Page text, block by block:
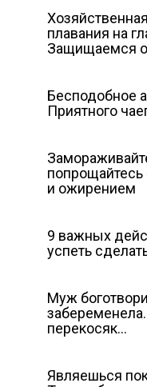
плавания на
Защищаемся
Бесподобное
Приятного
и ожирением
9 важных
успеть
Муж
перекосяк…
Являешься